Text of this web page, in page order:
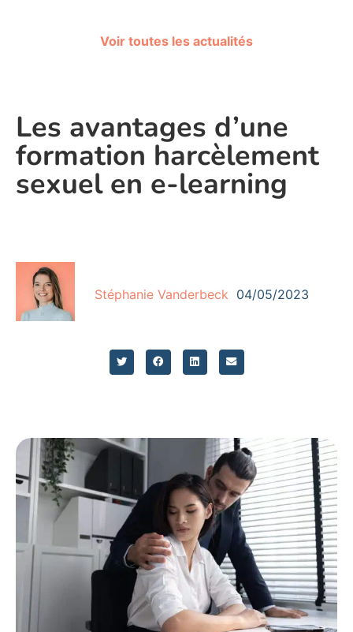
Voir toutes les actualités
Les avantages d’une
formation harcèlement
sexuel en e-learning
Stéphanie Vanderbeck 04/05/2023